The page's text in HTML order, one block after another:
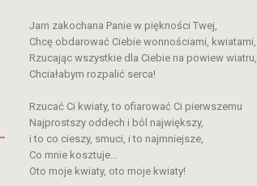
Jam zakochana Panie w piękności Twej,
Chcę obdarować Ciebie wonnościami, kwiatami,
Rzucając wszystkie dla Ciebie na powiew wiatru,
Chciałabym rozpalić serca!
Rzucać Ci kwiaty, to ofiarować Ci pierwszemu
Najprostszy oddech i ból największy,
i to co cieszy, smuci, i to najmniejsze,
Co mnie kosztuje…
Oto moje kwiaty, oto moje kwiaty!